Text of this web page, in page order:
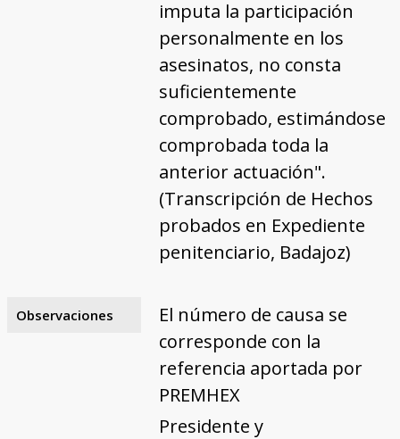
imputa la participación
personalmente en los
asesinatos, no consta
suficientemente
comprobado, estimándose
comprobada toda la
anterior actuación".
(Transcripción de Hechos
probados en Expediente
penitenciario, Badajoz)
Observaciones
El número de causa se
corresponde con la
referencia aportada por
PREMHEX
Presidente y